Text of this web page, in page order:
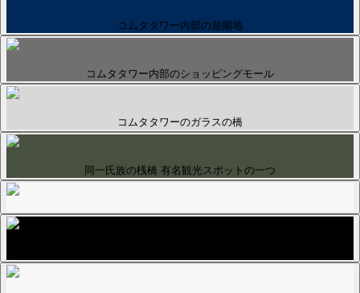
コムタタワー内部の遊園地
コムタタワー内部のショッピングモール
コムタタワーのガラスの橋
同一氏族の桟橋 有名観光スポットの一つ